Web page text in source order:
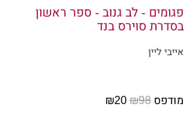
פגומים - לב גנוב - ספר ראשון
בסדרת סוירס בנד
אייבי ליין
מודפס ₪98